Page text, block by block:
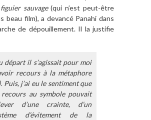
sauvage(qui n’est peut-être
beau film), a devancé Panahi dans
de dépouillement. Il la justifie
départ il s’agissait pour moi
recours à la métaphore
Puis, j’ai eu le sentiment que
recours au symbole pouvait
d’une crainte, d’un
d’évitement de la